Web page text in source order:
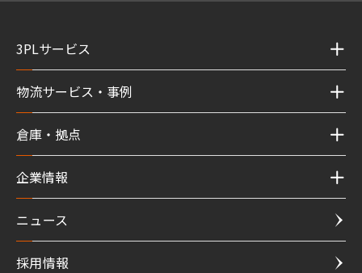
3PLサービス
物流サービス・事例
倉庫・拠点
企業情報
ニュース
採用情報